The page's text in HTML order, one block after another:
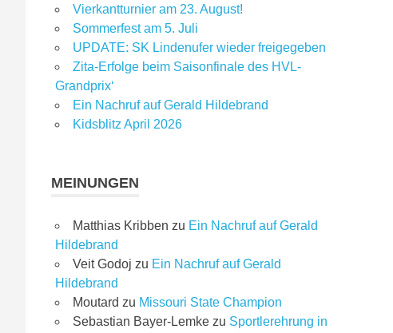
Vierkantturnier am 23. August!
Sommerfest am 5. Juli
UPDATE: SK Lindenufer wieder freigegeben
Zita-Erfolge beim Saisonfinale des HVL-
Grandprix‘
Ein Nachruf auf Gerald Hildebrand
Kidsblitz April 2026
MEINUNGEN
Matthias Kribben zu Ein Nachruf auf Gerald
Hildebrand
Veit Godoj zu Ein Nachruf auf Gerald
Hildebrand
Moutard zu Missouri State Champion
Sebastian Bayer-Lemkezu Sportlerehrung in